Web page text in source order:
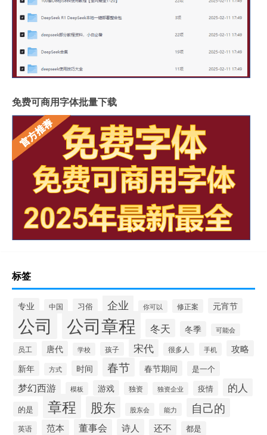
免费可商用字体批量下载
标签
专业 中国 习俗 企业 你可以 修正案 元宵节
公司 公司章程 冬天 冬季 可能会
员工 唐代 学校 孩子 宋代 很多人 手机 攻略
新年 方式 时间 春节 春节期间 是一个
梦幻西游 模板 游戏 独资 独资企业 疫情 的人
的是 章程 股东 股东会 能力 自己的
英语 范本 董事会 诗人 还不 都是